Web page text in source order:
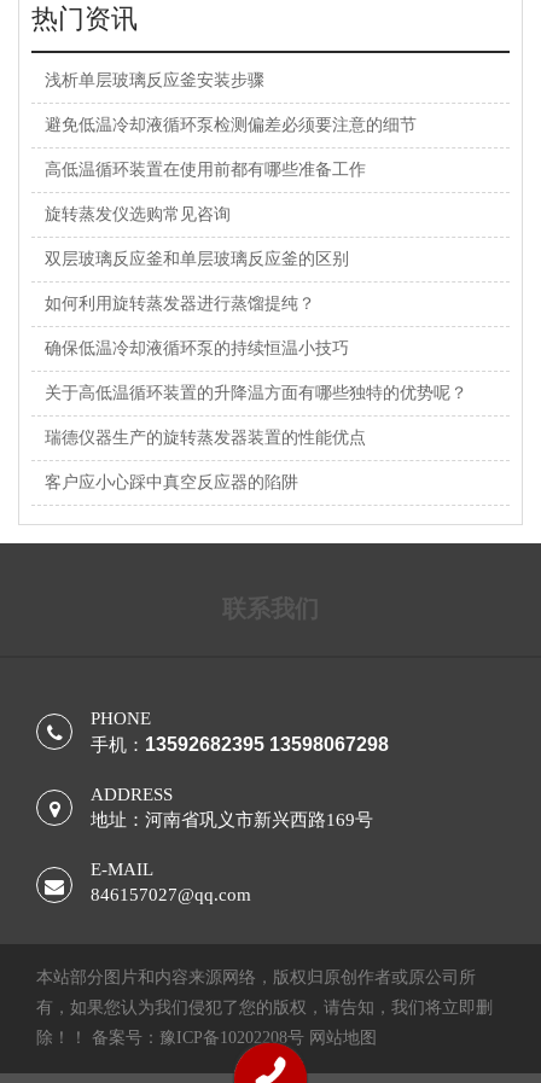
热门资讯
浅析单层玻璃反应釜安装步骤
避免低温冷却液循环泵检测偏差必须要注意的细节
高低温循环装置在使用前都有哪些准备工作
旋转蒸发仪选购常见咨询
双层玻璃反应釜和单层玻璃反应釜的区别
如何利用旋转蒸发器进行蒸馏提纯？
确保低温冷却液循环泵的持续恒温小技巧
关于高低温循环装置的升降温方面有哪些独特的优势呢？
瑞德仪器生产的旋转蒸发器装置的性能优点
客户应小心踩中真空反应器的陷阱
联系我们
PHONE
手机： 13592682395 13598067298
ADDRESS
地址：河南省巩义市新兴西路169号
E-MAIL
846157027@qq.com
本站部分图片和内容来源网络，版权归原创作者或原公司所
有，如果您认为我们侵犯了您的版权，请告知，我们将立即删
除！！ 备案号： 豫ICP备10202208号 网站地图